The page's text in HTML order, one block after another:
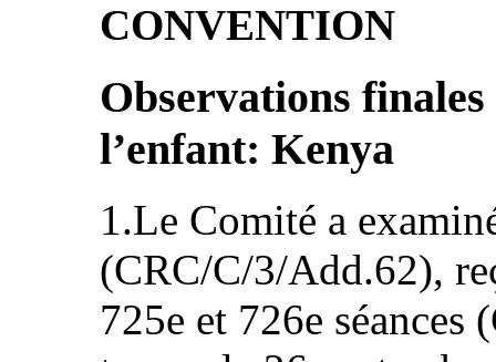
CONVENTION
Observations
l’enfant: Kenya
1.Le Comité a
(CRC/C/3/Add.62),
725e et 726e